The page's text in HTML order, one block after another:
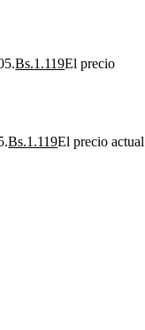
Bs.1.119El precio
Bs.1.119El precio actual